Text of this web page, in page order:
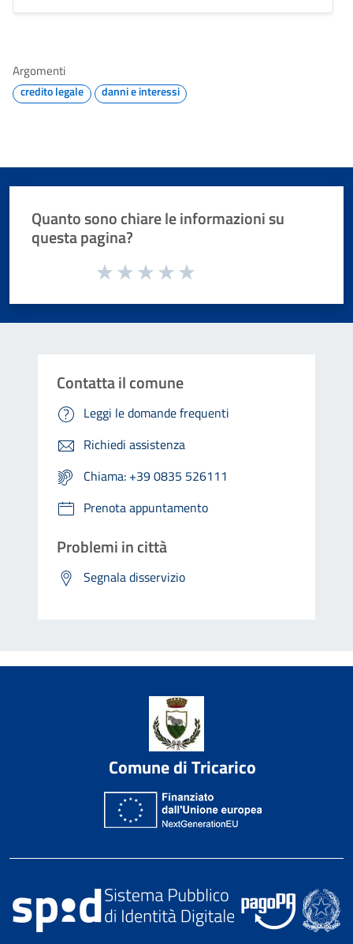
Argomenti
credito legale danni e interessi
Quanto sono chiare le informazioni su
questa pagina?
Valuta da 1 a 5 stelle la pagina
Contatta il comune
Leggi le domande frequenti
Richiedi assistenza
Chiama: +39 0835 526111
Prenota appuntamento
Problemi in città
Segnala disservizio
Comune di Tricarico